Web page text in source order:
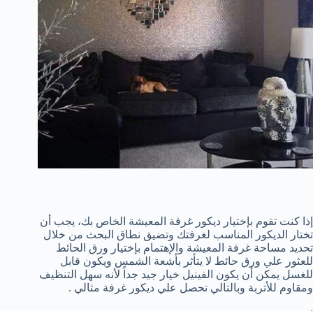
إذا كنت تقوم بإختيار ديكور غرفة المعيشة الخاص بك، يجب أن
تختار الديكور المناسب لغرفتك وتضيق نطاق البحث من خلال
تحديد مساحة غرفة المعيشة والإهتمام بإختيار ورق الحائط
للعثور علي ورق حائط لا يتأثر بأشعة الشمس ويكون قابل
للغسل يمكن أن يكون الفينيل خيار جيد جداً لأنه سهل التنظيف
ومقاوم للأتربة وبالتالي تحصل علي ديكور غرفة مثالي .